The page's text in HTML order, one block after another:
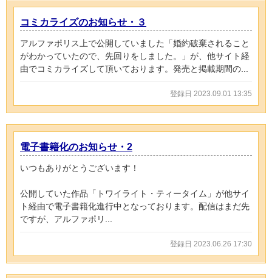
コミカライズのお知らせ・３
アルファポリス上で公開していました「婚約破棄されること
がわかっていたので、先回りをしました。」が、他サイト経
由でコミカライズして頂いております。発売と掲載期間の...
登録日 2023.09.01 13:35
電子書籍化のお知らせ・2
いつもありがとうございます！
公開していた作品「トワイライト・ティータイム」が他サイ
ト経由で電子書籍化進行中となっております。配信はまだ先
ですが、アルファポリ...
登録日 2023.06.26 17:30